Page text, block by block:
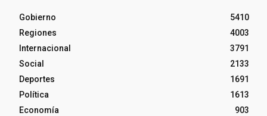
Gobierno
5410
Regiones
4003
Internacional
3791
Social
2133
Deportes
1691
Política
1613
Economía
903